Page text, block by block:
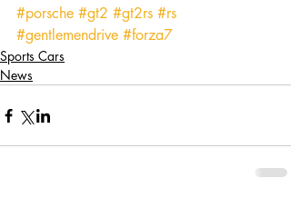
#porsche #gt2 #gt2rs #rs
#gentlemendrive #forza7
Sports Cars
News